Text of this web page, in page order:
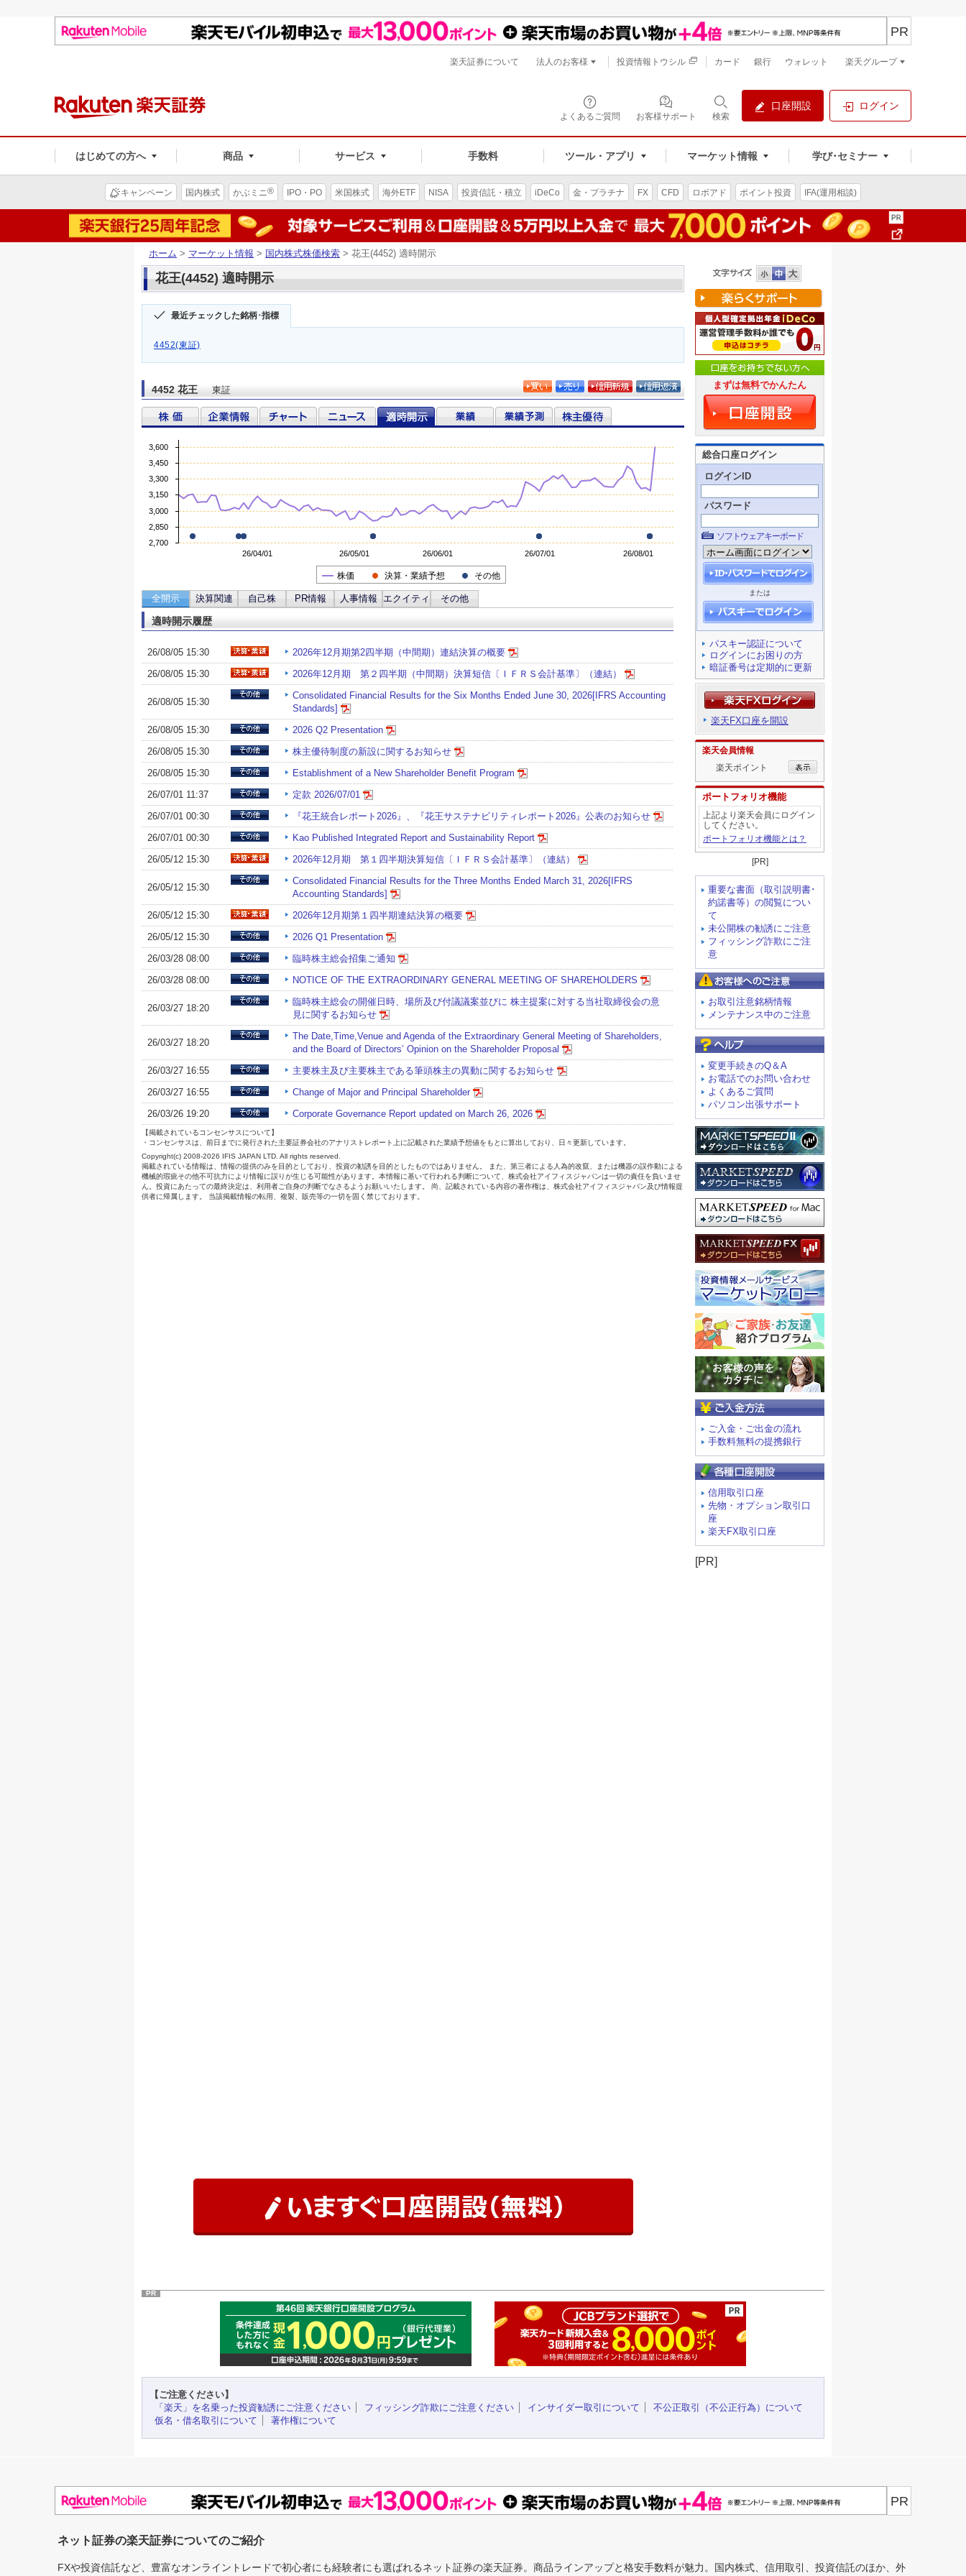
よくあるご質問 お客様サポート 検索
口座開設 ログイン
はじめての方へ 商品 サービス 手数料 ツール・アプリ マーケット情報 学び･セミナー
PR
楽天証券について 法人のお客様 投資情報トウシル カード 銀行 ウォレット 楽天グループ
キャンペーン 国内株式 かぶミニ® IPO・PO 米国株式 海外ETF NISA 投資信託・積立 iDeCo 金・プラチナ FX CFD ロボアド ポイント投資 IFA(運用相談)
ホーム > マーケット情報 > 国内株式株価検索 > 花王(4452) 適時開示
花王(4452) 適時開示
最近チェックした銘柄･指標
4452(東証)
4452 花王 東証 まずは無料でかんたん
総合口座ログイン
ログインID
パスワード
ソフトウェアキーボード
または
パスキー認証について
ログインにお困りの方
暗証番号は定期的に更新
楽天FX口座を開設
楽天会員情報
楽天ポイント
ポートフォリオ機能
上記より楽天会員にログイン
してください。
ポートフォリオ機能とは？
[PR]
重要な書面（取引説明書･
約諾書等）の閲覧につい
て
未公開株の勧誘にご注意
フィッシング詐欺にご注
意
お取引注意銘柄情報
メンテナンス中のご注意
変更手続きのQ＆A
お電話でのお問い合わせ
よくあるご質問
パソコン出張サポート
ご入金・ご出金の流れ
手数料無料の提携銀行
信用取引口座
先物・オプション取引口
座
楽天FX取引口座
[PR]
PR
【ご注意ください】
「楽天」を名乗った投資勧誘にご注意ください
フィッシング詐欺にご注意ください インサイダー取引について
不公正取引（不公正行為）について
仮名・借名取引について
著作権について
PR
ネット証券の楽天証券についてのご紹介
FXや投資信託など、豊富なオンライントレードで初心者にも経験者にも選ばれるネット証券の楽天証券。商品ラインアップと格安手数料が魅力。国内株式、信用取引、投資信託のほか、外